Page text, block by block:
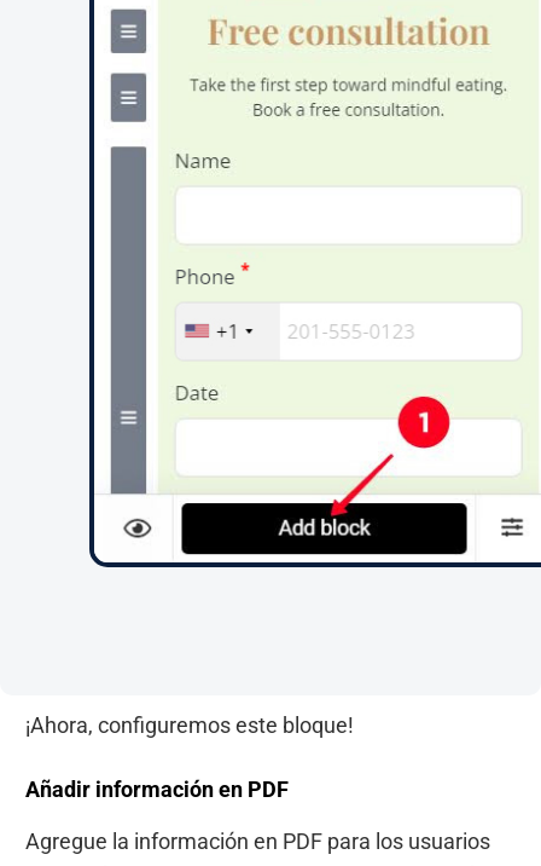
¡Ahora, configuremos este bloque!
Añadir información en PDF
Agregue la información en PDF para los usuarios